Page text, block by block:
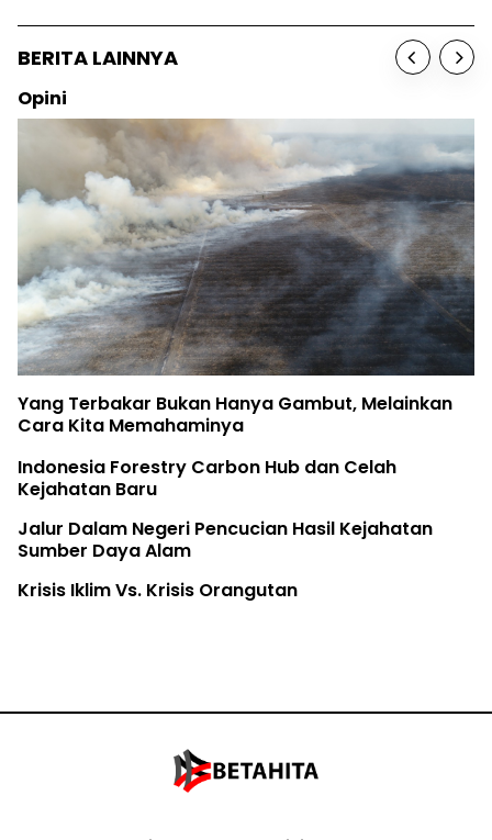
BERITA LAINNYA
Opini
Yang Terbakar Bukan Hanya Gambut, Melainkan
Cara Kita Memahaminya
Indonesia Forestry Carbon Hub dan Celah
Kejahatan Baru
Jalur Dalam Negeri Pencucian Hasil Kejahatan
Sumber Daya Alam
Krisis Iklim Vs. Krisis Orangutan